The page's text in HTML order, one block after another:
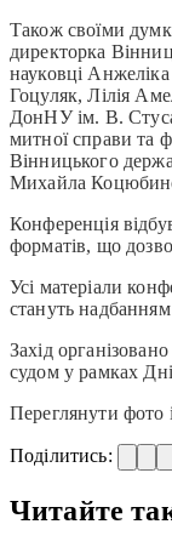
Також своїми
директорка
науковці
Гоцуляк, Лілія
ДонНУ ім. В.
митної справи та
Вінницького
Михайла
Конференція
форматів, що
Усі матеріали
стануть надбанням
Захід
судом у рамках
Переглянути фото
Поділитись:
Читайте